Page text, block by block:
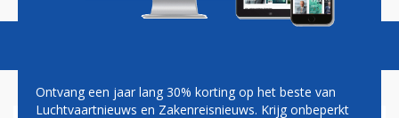
Ontvang een jaar lang 30% korting op het beste van
Luchtvaartnieuws en Zakenreisnieuws. Krijg onbeperkt